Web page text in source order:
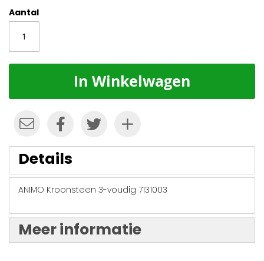
Aantal
In Winkelwagen
Details
ANIMO Kroonsteen 3-voudig 7131003
Meer informatie